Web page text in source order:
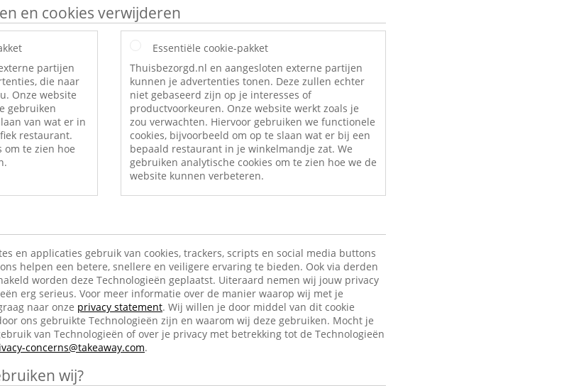
en cookies verwijderen
partijen
die naar
Onze website
gebruiken
van wat er in
restaurant.
om te zien hoe
Essentiële cookie-pakket
Thuisbezorgd.nl en aangesloten externe partijen
kunnen je advertenties tonen. Deze zullen echter
niet gebaseerd zijn op je interesses of
productvoorkeuren. Onze website werkt zoals je
zou verwachten. Hiervoor gebruiken we functionele
cookies, bijvoorbeeld om op te slaan wat er bij een
bepaald restaurant in je winkelmandje zat. We
gebruiken analytische cookies om te zien hoe we de
website kunnen verbeteren.
en applicaties gebruik van cookies, trackers, scripts en social media buttons
helpen een betere, snellere en veiligere ervaring te bieden. Ook via derden
worden deze Technologieën geplaatst. Uiteraard nemen wij jouw privacy
erg serieus. Voor meer informatie over de manier waarop wij met je
naar onze privacy statement. Wij willen je door middel van dit cookie
ons gebruikte Technologieën zijn en waarom wij deze gebruiken. Mocht je
van Technologieën of over je privacy met betrekking tot de Technologieën
concerns@takeaway.com.
wij?